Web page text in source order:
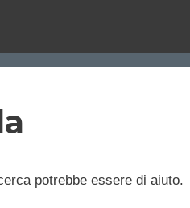
potrebbe essere di aiuto.